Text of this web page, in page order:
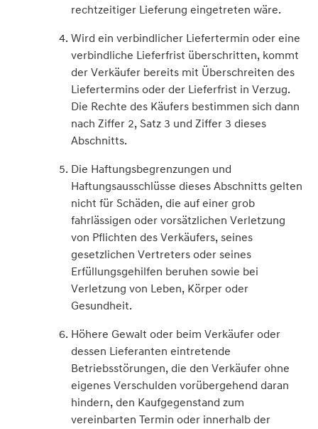
rechtzeitiger Lieferung eingetreten wäre.
Wird ein verbindlicher Liefertermin oder eine
verbindliche Lieferfrist überschritten, kommt
der Verkäufer bereits mit Überschreiten des
Liefertermins oder der Lieferfrist in Verzug.
Die Rechte des Käufers bestimmen sich dann
nach Ziffer 2, Satz 3 und Ziffer 3 dieses
Abschnitts.
Die Haftungsbegrenzungen und
Haftungsausschlüsse dieses Abschnitts gelten
nicht für Schäden, die auf einer grob
fahrlässigen oder vorsätzlichen Verletzung
von Pflichten des Verkäufers, seines
gesetzlichen Vertreters oder seines
Erfüllungsgehilfen beruhen sowie bei
Verletzung von Leben, Körper oder
Gesundheit.
Höhere Gewalt oder beim Verkäufer oder
dessen Lieferanten eintretende
Betriebsstörungen, die den Verkäufer ohne
eigenes Verschulden vorübergehend daran
hindern, den Kaufgegenstand zum
vereinbarten Termin oder innerhalb der